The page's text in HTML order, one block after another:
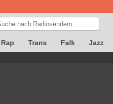
Rap Trans Falk Jazz